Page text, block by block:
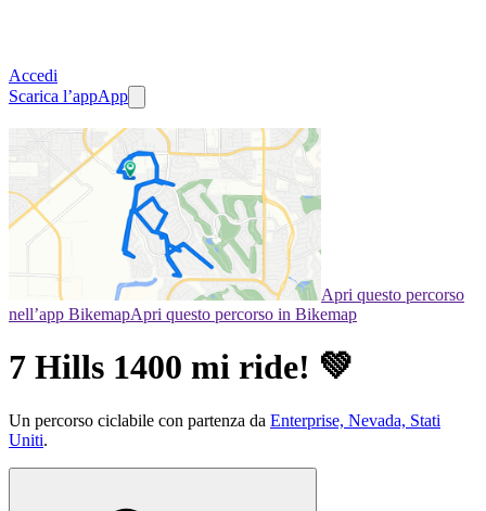
Accedi
Scarica l’appApp
Apri questo percorso
nell’app BikemapApri questo percorso in Bikemap
7 Hills 1400 mi ride! 💚
Un percorso ciclabile con partenza da Enterprise, Nevada, Stati
Uniti.